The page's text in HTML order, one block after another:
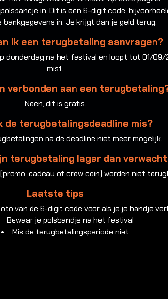
in. Dit is een 6-digit code, bijvoorbeeld
bankgegevens in. Je krijgt dan je geld terug.
ik een terugbetaling aanvragen?
donderdag na het festival en loopt tot 01/09/
mist.
verbonden aan een
Neen, dit is gratis.
de terugbetalingsdeadline mis?
na de deadline niet meer mogelijk.
terugbetaling lager dan
cadeau of crew coin) worden niet
Laatste tips
van de 6-digit code voor als je je bandje
Bewaar je polsbandje na het festival
Mis de terugbetalingsperiode niet